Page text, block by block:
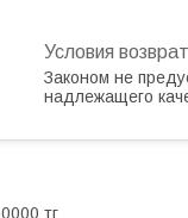
Законом не
надлежащего
тг